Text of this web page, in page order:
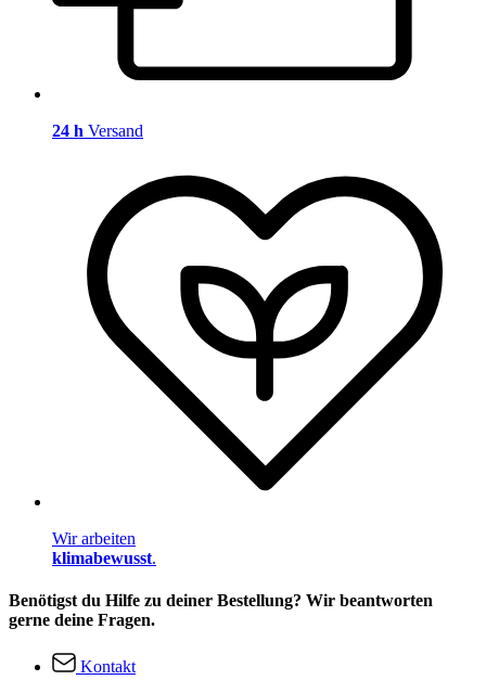
24 h Versand
Wir arbeiten
klimabewusst.
Benötigst du Hilfe zu deiner Bestellung? Wir beantworten
gerne deine Fragen.
Kontakt